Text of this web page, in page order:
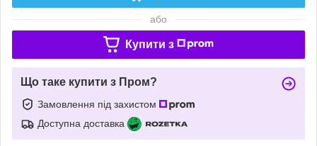
або
Купити з
Що таке купити з Пром?
Замовлення під захистом
Доступна доставка